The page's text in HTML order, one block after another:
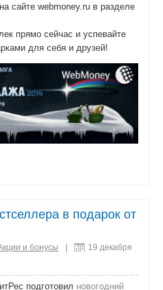
сайте webmoney.ru в разделе
прямо сейчас и успевайте
для себя и друзей!
в подарок от
и бонусы
19 декабря
подготовил новогодний